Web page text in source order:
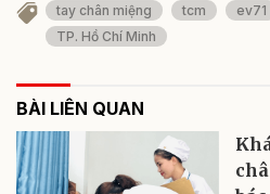
tay chân miệng tcm ev71
TP. Hồ Chí Minh
BÀI LIÊN QUAN